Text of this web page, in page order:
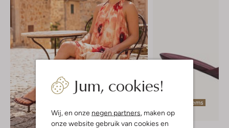
Jum, cookies!
Wij, en onze negen partners, maken op
onze website gebruik van cookies en
Laatste items
-30%